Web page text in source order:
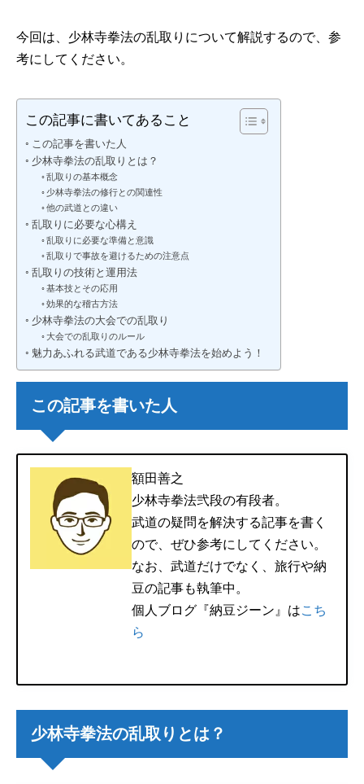
今回は、少林寺拳法の乱取りについて解説するので、参
考にしてください。
この記事に書いてあること
この記事を書いた人
少林寺拳法の乱取りとは？
乱取りの基本概念
少林寺拳法の修行との関連性
他の武道との違い
乱取りに必要な心構え
乱取りに必要な準備と意識
乱取りで事故を避けるための注意点
乱取りの技術と運用法
基本技とその応用
効果的な稽古方法
少林寺拳法の大会での乱取り
大会での乱取りのルール
魅力あふれる武道である少林寺拳法を始めよう！
この記事を書いた人
額田善之
少林寺拳法弐段の有段者。
武道の疑問を解決する記事を書く
ので、ぜひ参考にしてください。
なお、武道だけでなく、旅行や納
豆の記事も執筆中。
個人ブログ『納豆ジーン』はこち
ら
少林寺拳法の乱取りとは？